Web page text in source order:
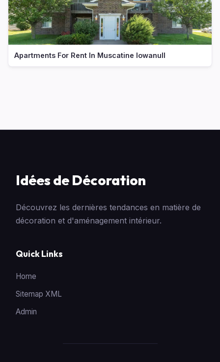
Apartments For Rent In Muscatine Iowanull
Idées de Décoration
Découvrez les dernières tendances en matière de
décoration et d'aménagement intérieur.
Quick Links
Home
Sitemap XML
Admin